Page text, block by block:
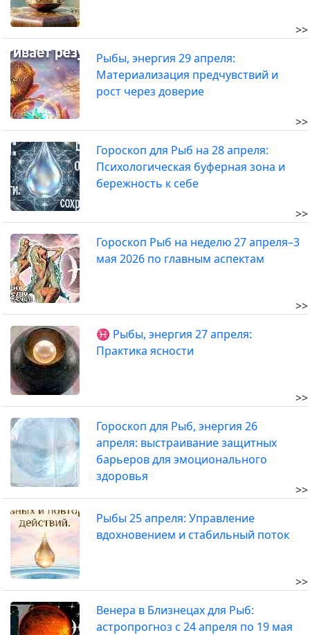
>>
Рыбы, энергия 29 апреля:
Материализация предчувствий и
рост через доверие
>>
Гороскоп для Рыб на 28 апреля:
Психологическая буферная зона и
бережность к себе
>>
Гороскоп Рыб на неделю 27 апреля–3
мая 2026 по главным аспектам
>>
♓ Рыбы, энергия 27 апреля:
Практика ясности
>>
Гороскоп для Рыб, энергия 26
апреля: выстраивание защитных
барьеров для эмоционального
здоровья
>>
Рыбы 25 апреля: Управление
вдохновением и стабильный поток
>>
Венера в Близнецах для Рыб:
астропрогноз с 24 апреля по 19 мая